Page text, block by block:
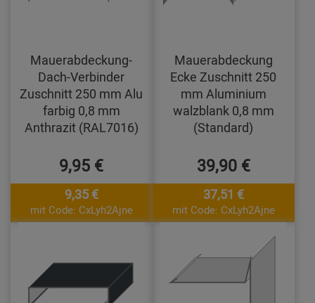
Mauerabdeckung-
Dach-Verbinder
Zuschnitt 250 mm Alu
farbig 0,8 mm
Anthrazit (RAL7016)
9,95 €
9,35 €
mit Code: CxLyh2Ajne
Mauerabdeckung
Ecke Zuschnitt 250
mm Aluminium
walzblank 0,8 mm
(Standard)
39,90 €
37,51 €
mit Code: CxLyh2Ajne